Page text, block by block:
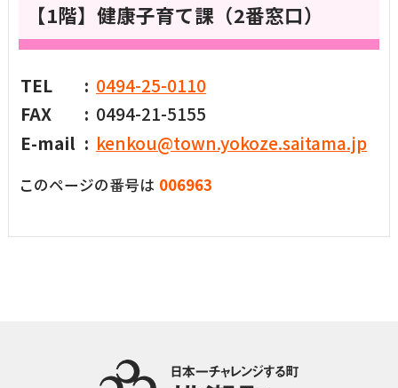
【1階】健康子育て課（2番窓口）
TEL
0494-25-0110
FAX
0494-21-5155
E-mail
kenkou@town.yokoze.saitama.jp
このページの番号は 006963